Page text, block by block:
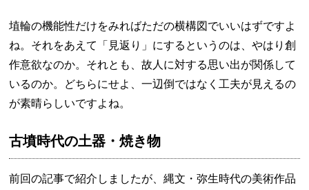
埴輪の機能性だけをみればただの横構図でいいはずですよ
ね。それをあえて「見返り」にするというのは、やはり創
作意欲なのか。それとも、故人に対する思い出が関係して
いるのか。どちらにせよ、一辺倒ではなく工夫が見えるの
が素晴らしいですよね。
古墳時代の土器・焼き物
前回の記事で紹介しましたが、縄文・弥生時代の美術作品